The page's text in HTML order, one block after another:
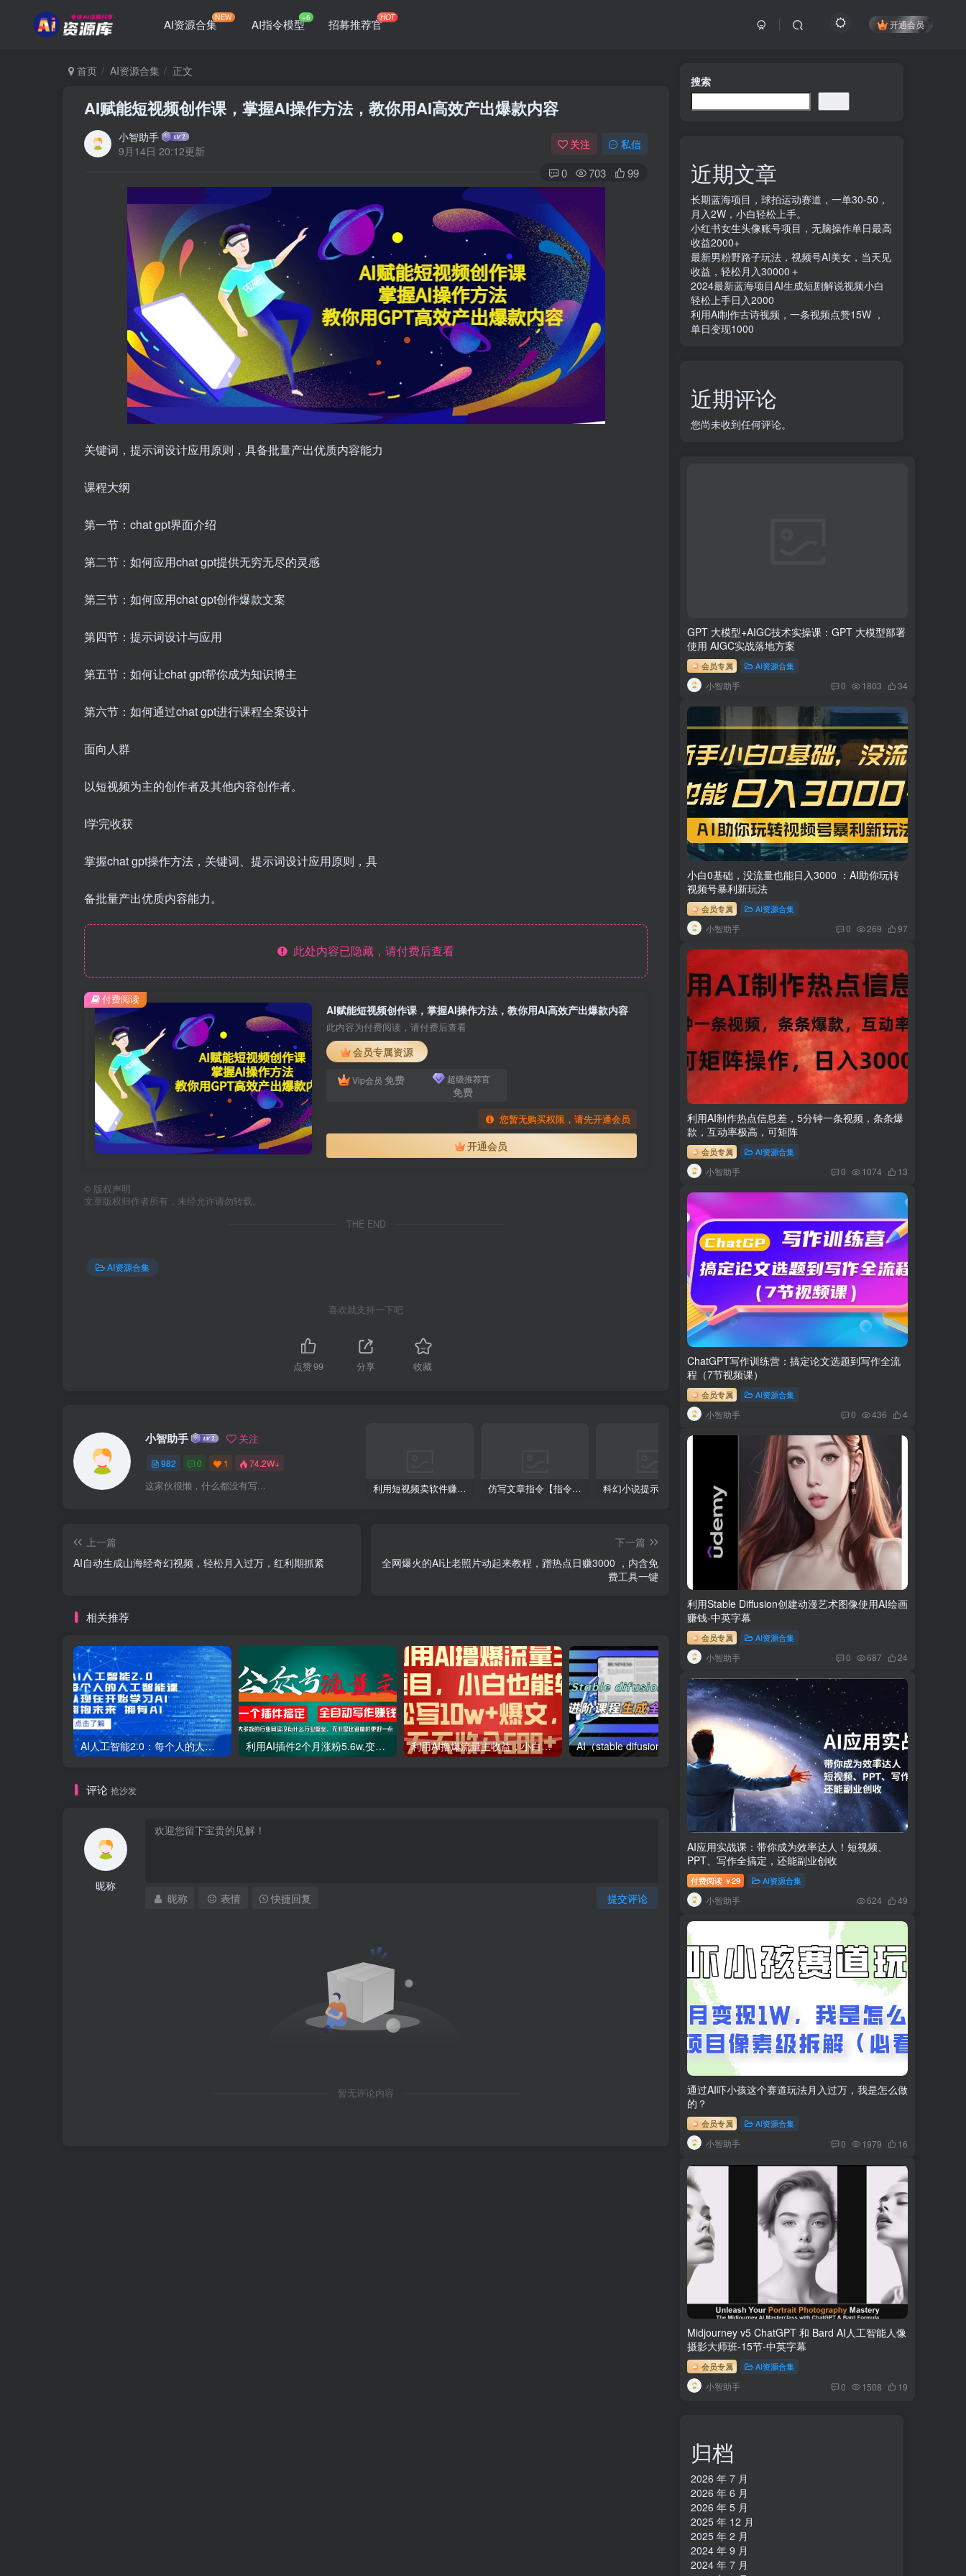
AI资源合集NEW AI指令模型+6 招募推荐官HOT
开通会员
首页 AI资源合集 正文
AI赋能短视频创作课，掌握AI操作方法，教你用AI高效产出爆款内容
小智助手
9月14日 20:12更新
关注 私信
0 703 99
关键词，提示词设计应用原则，具备批量产出优质内容能力
课程大纲
第一节：chat gpt界面介绍
第二节：如何应用chat gpt提供无穷无尽的灵感
第三节：如何应用chat gpt创作爆款文案
第四节：提示词设计与应用
第五节：如何让chat gpt帮你成为知识博主
第六节：如何通过chat gpt进行课程全案设计
面向人群
以短视频为主的创作者及其他内容创作者。
I学完收获
掌握chat gpt操作方法，关键词、提示词设计应用原则，具
备批量产出优质内容能力。
此处内容已隐藏，请付费后查看
AI赋能短视频创作课，掌握AI操作方法，教你用AI高效产出爆款内容
此内容为付费阅读，请付费后查看
会员专属资源
Vip会员 免费 超级推荐官
免费
您暂无购买权限，请先开通会员
开通会员
付费阅读
© 版权声明
文章版权归作者所有，未经允许请勿转载。
THE END
AI资源合集
喜欢就支持一下吧
点赞99 分享 收藏
小智助手 关注
982 0 1 74.2W+
这家伙很懒，什么都没有写... 利用短视频卖软件赚钱，新手小白轻松月入10000+！ 仿写文章指令【指令+教程】 AI人工智能2.0：每个人的人工智能课：从现在开始学习AI（38节课）
上一篇
AI自动生成山海经奇幻视频，轻松月入过万，红利期抓紧
下一篇
全网爆火的AI让老照片动起来教程，蹭热点日赚3000 ，内含免
费工具一键
相关推荐
AI人工智能2.0：每个人的人工智能课：从现在开始学习AI（38节课） 利用AI插件2个月涨粉5.6w,变现6w,一键生成,即使你不懂技术,也能轻松上手 利用AI撸爆流量主收益，小白也能轻松写10W 爆款文章，轻松日入500 AI（stable difusion ControlNet）绘画进阶课程 办公场景 全面提升工作效率 AIGC-实战应用商业课：手把手教学 商业落地 学以致用 帮你实现第二职业腾飞
评论 抢沙发
昵称
提交评论
昵称 表情 快捷回复
暂无评论内容
搜索
近期文章
长期蓝海项目，球拍运动赛道，一单30-50，
月入2W，小白轻松上手。
小红书女生头像账号项目，无脑操作单日最高
收益2000+
最新男粉野路子玩法，视频号AI美女，当天见
收益，轻松月入30000＋
2024最新蓝海项目AI生成短剧解说视频小白
轻松上手日入2000
利用Ai制作古诗视频，一条视频点赞15W ，
单日变现1000
近期评论
您尚未收到任何评论。
GPT 大模型+AIGC技术实操课：GPT 大模型部署
使用 AIGC实战落地方案
会员专属 AI资源合集
小智助手 0 1803 34
小白0基础，没流量也能日入3000 ：AI助你玩转
视频号暴利新玩法
会员专属 AI资源合集
小智助手 0 269 97
利用AI制作热点信息差，5分钟一条视频，条条爆
款，互动率极高，可矩阵
会员专属 AI资源合集
小智助手 0 1074 13
ChatGPT写作训练营：搞定论文选题到写作全流
程（7节视频课）
会员专属 AI资源合集
小智助手 0 436 4
利用Stable Diffusion创建动漫艺术图像使用AI绘画
赚钱-中英字幕
会员专属 AI资源合集
小智助手 0 687 24
AI应用实战课：带你成为效率达人！短视频、
PPT、写作全搞定，还能副业创收
付费阅读 ￥29 AI资源合集
小智助手 624 49
通过AI吓小孩这个赛道玩法月入过万，我是怎么做
的？
会员专属 AI资源合集
小智助手 0 1979 16
Midjourney v5 ChatGPT 和 Bard AI人工智能人像
摄影大师班-15节-中英字幕
会员专属 AI资源合集
小智助手 0 1508 19
归档
2026 年 7 月
2026 年 6 月
2026 年 5 月
2025 年 12 月
2025 年 2 月
2024 年 9 月
2024 年 7 月